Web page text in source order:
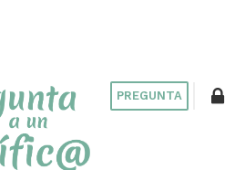
PREGUNTA